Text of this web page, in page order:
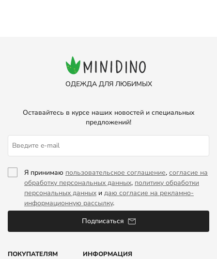
ОДЕЖДА ДЛЯ ЛЮБИМЫХ
ПОКУПАТЕЛЯМ ИНФОРМАЦИЯ
Оставайтесь в курсе наших новостей и специальных
предложений!
Я принимаю пользовательское соглашение, согласие на
обработку персональных данных, политику обработки
персональных данных и даю согласие на рекламно-
информационную рассылку.
Подписаться